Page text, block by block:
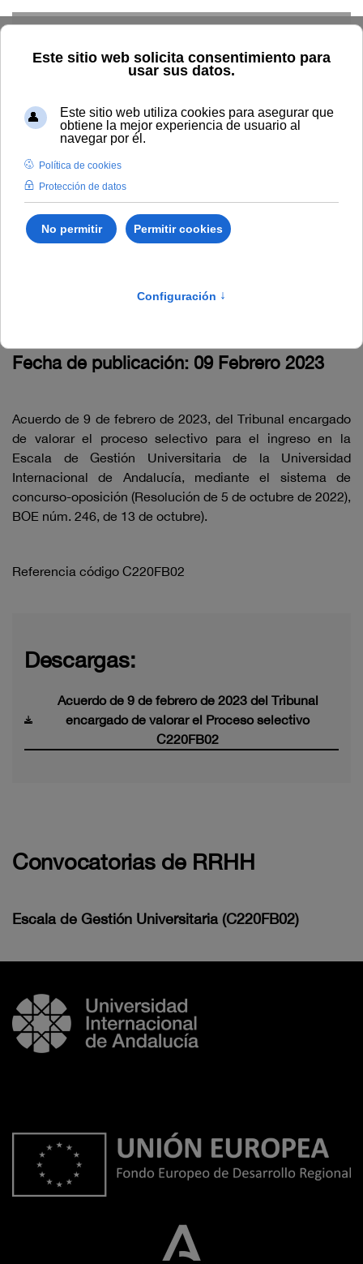
Inicio La UNIA Tablón de anuncios
Acuerdo de 9 de febrero
de 2023 del Tribunal
encargado de valorar el
Proceso selectivo
Fecha de publicación: 09 Febrero 2023
Acuerdo de 9 de febrero de 2023, del Tribunal encargado
de valorar el proceso selectivo para el ingreso en la
Escala de Gestión Universitaria de la Universidad
Internacional de Andalucía, mediante el sistema de
concurso-oposición (Resolución de 5 de octubre de 2022),
BOE núm. 246, de 13 de octubre).
Referencia código C220FB02
Descargas:
Acuerdo de 9 de febrero de 2023 del Tribunal
encargado de valorar el Proceso selectivo
C220FB02
Convocatorias de RRHH
Escala de Gestión Universitaria (C220FB02)